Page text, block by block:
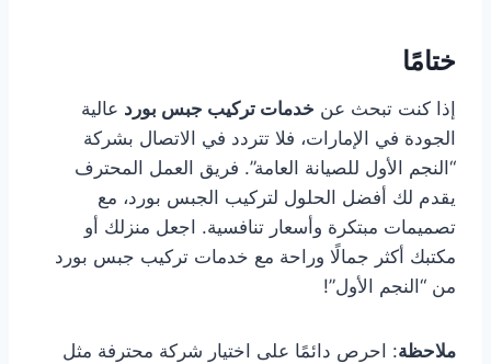
ختامًا
إذا كنت تبحث عن خدمات تركيب جبس بورد عالية
الجودة في الإمارات، فلا تتردد في الاتصال بشركة
“النجم الأول للصيانة العامة”. فريق العمل المحترف
يقدم لك أفضل الحلول لتركيب الجبس بورد، مع
تصميمات مبتكرة وأسعار تنافسية. اجعل منزلك أو
مكتبك أكثر جمالًا وراحة مع خدمات تركيب جبس بورد
من “النجم الأول”!
ملاحظة: احرص دائمًا على اختيار شركة محترفة مثل